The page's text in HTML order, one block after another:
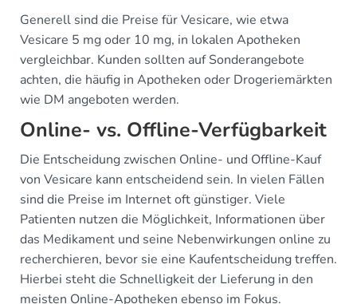
Generell sind die Preise für Vesicare, wie etwa
Vesicare 5 mg oder 10 mg, in lokalen Apotheken
vergleichbar. Kunden sollten auf Sonderangebote
achten, die häufig in Apotheken oder Drogeriemärkten
wie DM angeboten werden.
Online- vs. Offline-Verfügbarkeit
Die Entscheidung zwischen Online- und Offline-Kauf
von Vesicare kann entscheidend sein. In vielen Fällen
sind die Preise im Internet oft günstiger. Viele
Patienten nutzen die Möglichkeit, Informationen über
das Medikament und seine Nebenwirkungen online zu
recherchieren, bevor sie eine Kaufentscheidung treffen.
Hierbei steht die Schnelligkeit der Lieferung in den
meisten Online-Apotheken ebenso im Fokus.